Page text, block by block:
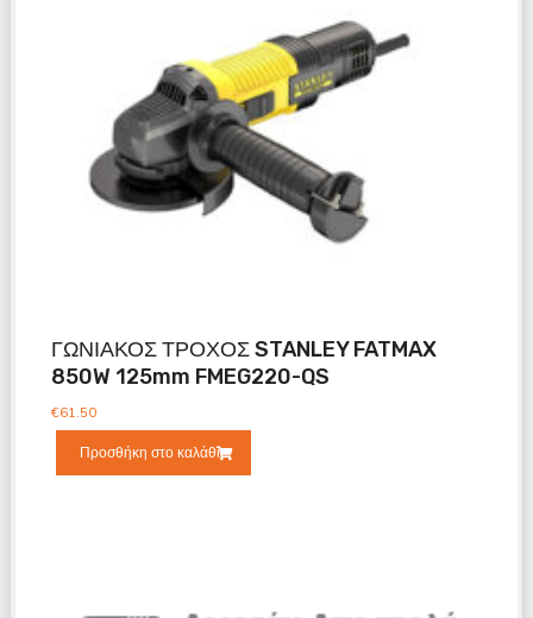
ΓΩΝΙΑΚΟΣ ΤΡΟΧΟΣ STANLEY FATMAX
850W 125mm FMEG220-QS
€61.50
Προσθήκη στο καλάθι